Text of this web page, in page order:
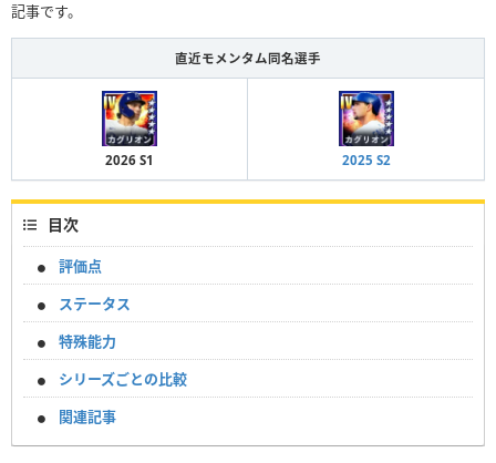
記事です。
直近モメンタム同名選手
2026 S1 2025 S2
目次
評価点
ステータス
特殊能力
シリーズごとの比較
関連記事